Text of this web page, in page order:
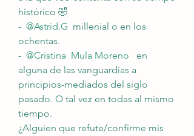
histórico 🤣
- @Astrid.G millenial o en los
ochentas.
- @Cristina  Mula Moreno
en
alguna de las vanguardias a
principios-mediados del siglo
pasado. O tal vez en todas al mismo
tiempo.
¿Alguien que refute/confirme mis